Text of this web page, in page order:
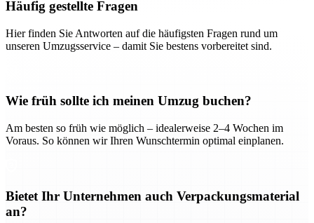
Häufig gestellte Fragen
Hier finden Sie Antworten auf die häufigsten Fragen rund um
unseren Umzugsservice – damit Sie bestens vorbereitet sind.
Wie früh sollte ich meinen Umzug buchen?
Am besten so früh wie möglich – idealerweise 2–4 Wochen im
Voraus. So können wir Ihren Wunschtermin optimal einplanen.
Bietet Ihr Unternehmen auch Verpackungsmaterial
an?